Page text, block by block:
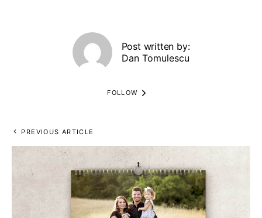
Post written by:
Dan Tomulescu
FOLLOW
PREVIOUS ARTICLE